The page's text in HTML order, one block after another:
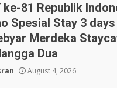
ke-81 Republik
Spesial Stay 3
Merdeka
Dua
August 4, 2026